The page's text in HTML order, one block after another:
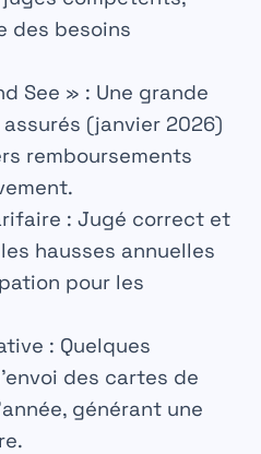
des besoins
See » : Une grande
(janvier 2026)
remboursements
: Jugé correct et
hausses annuelles
pour les
: Quelques
des cartes de
générant une